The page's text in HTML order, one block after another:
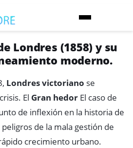
Londres (1858) y su
moderno.
Londres victoriano se
El Gran hedor El caso de
de inflexión en la historia de
de la mala gestión de
crecimiento urbano.